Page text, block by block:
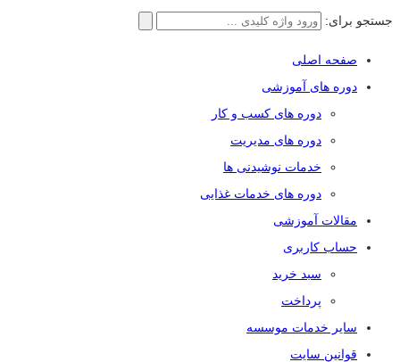
جستجو برای:
صفحه اصلی
دوره های آموزشی
دوره های کسب و کار
دوره های مدیریت
خدمات نوشیدنی ها
دوره های خدمات غذایی
مقالات آموزشی
حساب کاربری
سبد خرید
پرداخت
سایر خدمات موسسه
قوانین سایت